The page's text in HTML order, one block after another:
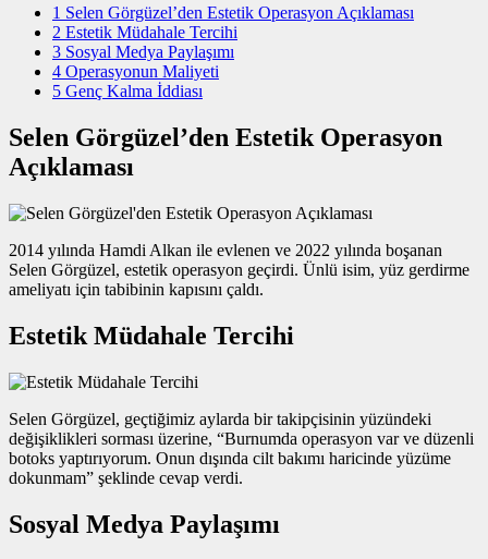
1 Selen Görgüzel’den Estetik Operasyon Açıklaması
2 Estetik Müdahale Tercihi
3 Sosyal Medya Paylaşımı
4 Operasyonun Maliyeti
5 Genç Kalma İddiası
Selen Görgüzel’den Estetik Operasyon
Açıklaması
2014 yılında Hamdi Alkan ile evlenen ve 2022 yılında boşanan
Selen Görgüzel, estetik operasyon geçirdi. Ünlü isim, yüz gerdirme
ameliyatı için tabibinin kapısını çaldı.
Estetik Müdahale Tercihi
Selen Görgüzel, geçtiğimiz aylarda bir takipçisinin yüzündeki
değişiklikleri sorması üzerine, “Burnumda operasyon var ve düzenli
botoks yaptırıyorum. Onun dışında cilt bakımı haricinde yüzüme
dokunmam” şeklinde cevap verdi.
Sosyal Medya Paylaşımı